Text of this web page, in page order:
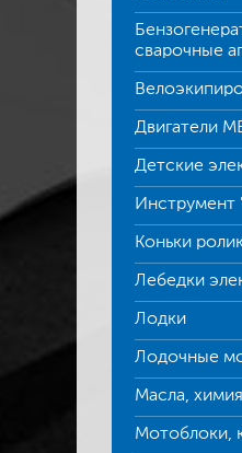
сварочные
Двигатели
Детские
Инструмент
Коньки
Лебедки
Лодки
Лодочные
Масла, химия
Мотоблоки,